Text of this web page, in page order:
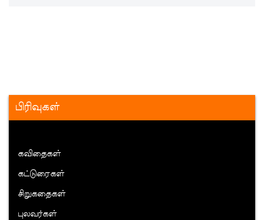
பிரிவுகள்
கவிதைகள்
கட்டுரைகள்
சிறுகதைகள்
புலவர்கள்